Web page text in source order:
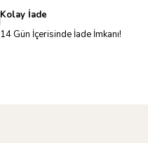
Kolay İade
14 Gün İçerisinde İade İmkanı!